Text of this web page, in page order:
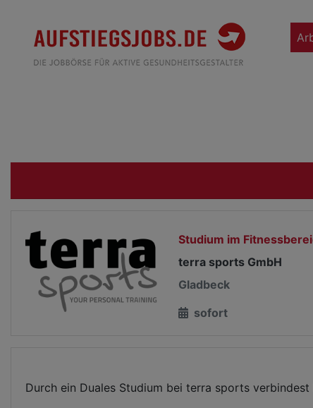
Studium im
terra sports GmbH
Gladbeck
sofort
Durch ein Duales Studium bei terra sports